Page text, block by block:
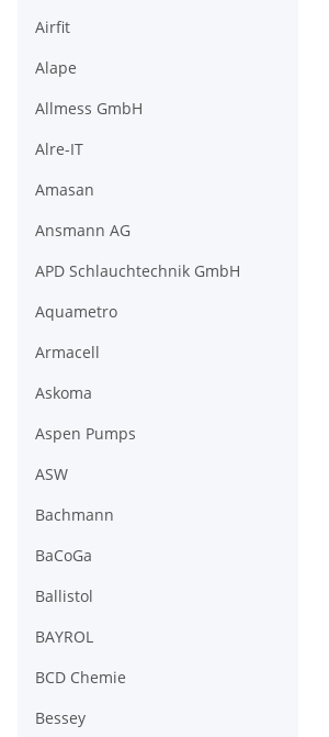
Airfit
Alape
Allmess GmbH
Alre-IT
Amasan
Ansmann AG
APD Schlauchtechnik GmbH
Aquametro
Armacell
Askoma
Aspen Pumps
ASW
Bachmann
BaCoGa
Ballistol
BAYROL
BCD Chemie
Bessey